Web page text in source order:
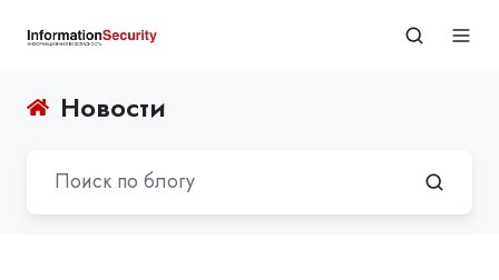
Новости